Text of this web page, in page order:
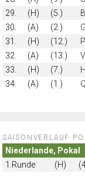
29.
(H) (5.)
30.
(A) (2.)
31.
(H) (12.)
32.
(A) (13.)
33.
(H) (7.)
34.
(A) (1.)
SAISONVERLAUF
Niederlande, Pokal
1.Runde
(H)